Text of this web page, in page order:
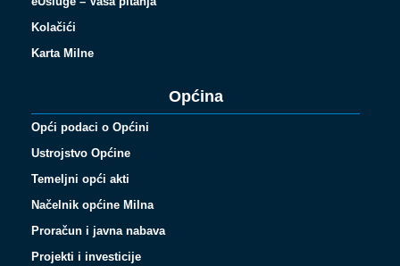
Kolačići
Karta Milne
Općina
Opći podaci o Općini
Ustrojstvo Općine
Temeljni opći akti
Načelnik općine Milna
Proračun i javna nabava
Projekti i investicije